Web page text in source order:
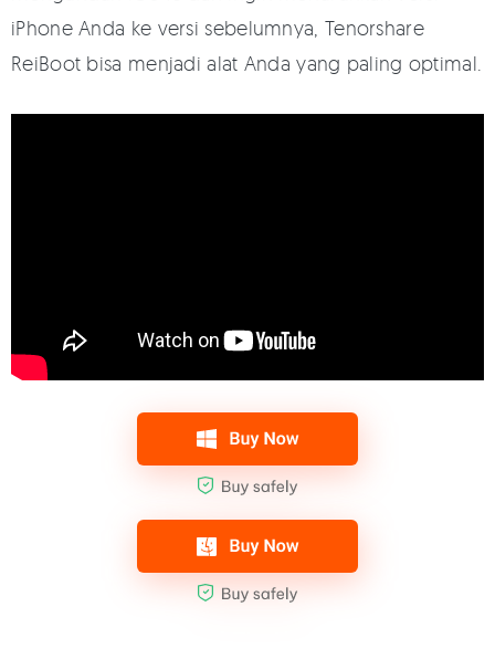
iPhone Anda ke versi sebelumnya, Tenorshare
ReiBoot bisa menjadi alat Anda yang paling optimal.